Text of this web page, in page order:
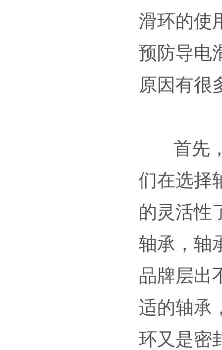
滑环的使
预防导电
原因有很
首先，
们在选择
的灵活性
轴承，轴
品牌层出
适的轴承
环又是密